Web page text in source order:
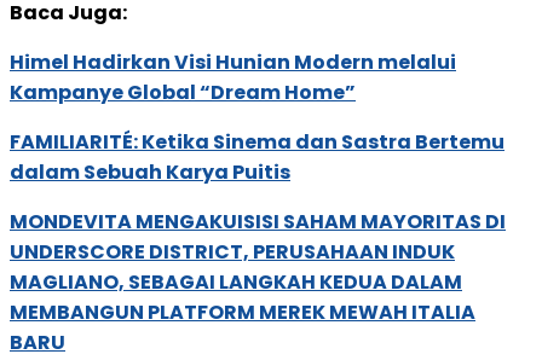
Baca Juga:
Himel Hadirkan Visi Hunian Modern melalui
Kampanye Global “Dream Home”
FAMILIARITÉ: Ketika Sinema dan Sastra Bertemu
dalam Sebuah Karya Puitis
MONDEVITA MENGAKUISISI SAHAM MAYORITAS DI
UNDERSCORE DISTRICT, PERUSAHAAN INDUK
MAGLIANO, SEBAGAI LANGKAH KEDUA DALAM
MEMBANGUN PLATFORM MEREK MEWAH ITALIA
BARU